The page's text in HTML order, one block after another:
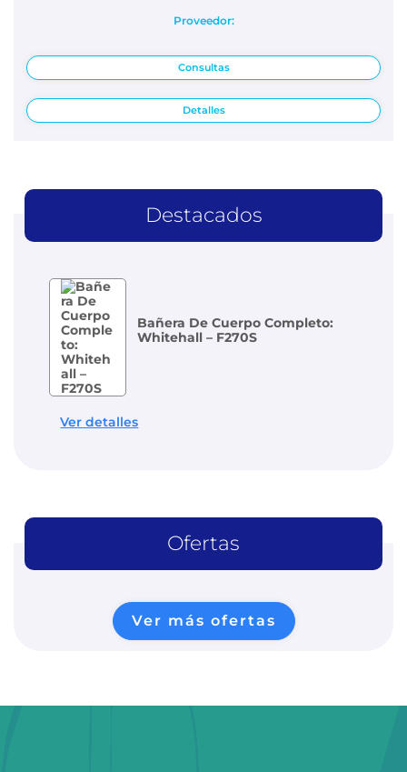
Proveedor:
Consultas
Detalles
Destacados
Bañera De Cuerpo Completo:
Whitehall – F270S
Ver detalles
Ofertas
Ver más ofertas